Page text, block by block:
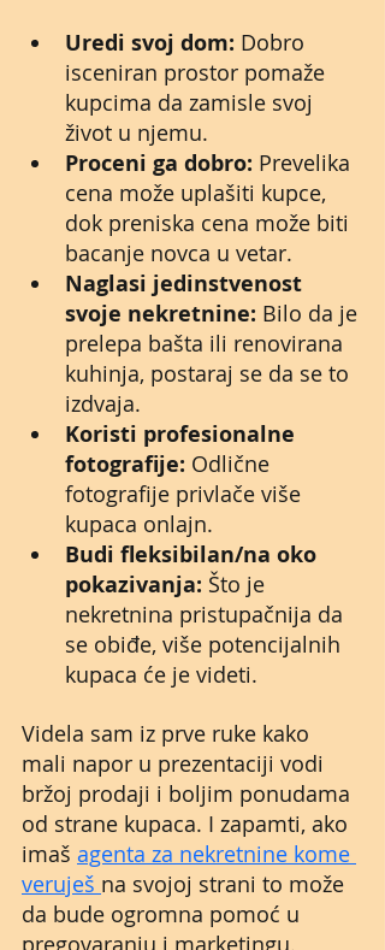
Uredi svoj dom: Dobro
isceniran prostor pomaže
kupcima da zamisle svoj
život u njemu.
Proceni ga dobro: Prevelika
cena može uplašiti kupce,
dok preniska cena može biti
bacanje novca u vetar.
Naglasi jedinstvenost
svoje nekretnine: Bilo da je
prelepa bašta ili renovirana
kuhinja, postaraj se da se to
izdvaja.
Koristi profesionalne
fotografije: Odlične
fotografije privlače više
kupaca onlajn.
Budi fleksibilan/na oko
pokazivanja: Što je
nekretnina pristupačnija da
se obiđe, više potencijalnih
kupaca će je videti.
Videla sam iz prve ruke kako
mali napor u prezentaciji vodi
bržoj prodaji i boljim ponudama
od strane kupaca. I zapamti, ako
imaš agenta za nekretnine kome
veruješ na svojoj strani to može
da bude ogromna pomoć u